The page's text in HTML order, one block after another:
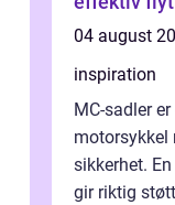
04 august
inspiration
MC-sadler
motorsykkel
sikkerhet.
gir riktig